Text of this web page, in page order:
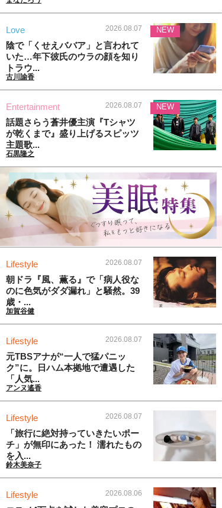
Love 2026.08.07
陰で「くせえババア」と言われて
いた…年下彼氏のウラの顔を知り
トラウ...
古川諭香
NEW
Entertainment 2026.08.07
話題さらう蒼井優主演『Tシャツ
が乾くまで』盛り上げるスピッツ
主題歌...
石黒隆之
NEW
Lifestyle 2026.08.07
朝ドラ『風、薫る』で「病人役な
のに色気がダダ漏れ」と騒然。39
歳・...
加賀谷健
Lifestyle 2026.08.07
元TBSアナが“一人で猛パニッ
ク”に。日ハム本拠地で遭遇した
「人気...
アンヌ遙香
Lifestyle 2026.08.07
「旅行に絶対持っていきたいポー
チ」が無印にあった！ 濡れたもの
を入...
鈴木美奈子
Lifestyle 2026.08.06